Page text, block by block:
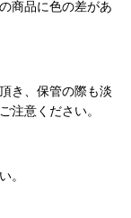
商品に色の差があ
き、保管の際も淡
注意ください。
。